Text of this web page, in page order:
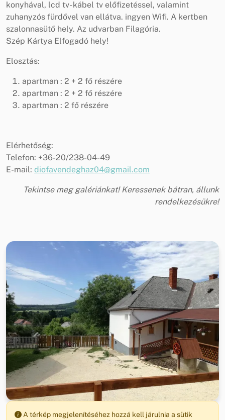
konyhával, lcd tv- kábel tv előfizetéssel, valamint
zuhanyzós fürdővel van ellátva. ingyen Wifi. A kertben
szalonnasütő hely. Az udvarban Filagória.
Szép Kártya Elfogadó hely!
Elosztás:
apartman : 2 + 2 fő részére
apartman : 2 + 2 fő részére
apartman : 2 fő részére
Elérhetőség:
Telefon: +36-20/238-04-49
E-mail: diofavendeghaz04@gmail.com
Tekintse meg galériánkat! Keressenek bátran, állunk
rendelkezésükre!
A térkép megjelenítéséhez hozzá kell járulnia a sütik